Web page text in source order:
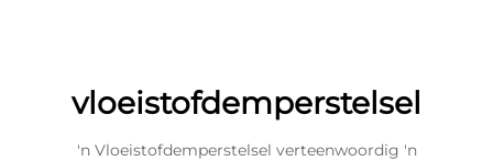
vloeistofdemperstelsel
'n Vloeistofdemperstelsel verteenwoordig 'n